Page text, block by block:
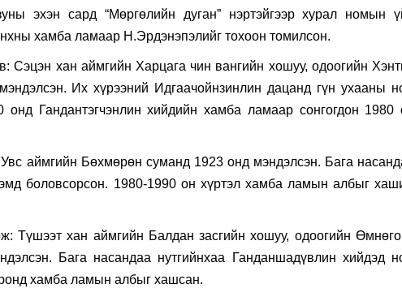
эхэн сард “Мөргөлийн дуган” нэртэйгээр хурал номын
хамба ламаар Н.Эрдэнэпэлийг тохоон томилсон.
хан аймгийн Харцага чин вангийн хошуу, одоогийн
Их хүрээний Идгаачойнзинлин дацанд гүн ухааны
Гандантэгчэнлин хийдийн хамба ламаар сонгогдон 1980
аймгийн Бөхмөрөн суманд 1923 онд мэндэлсэн. Бага
боловсорсон. 1980-1990 он хүртэл хамба ламын албыг
Түшээт хан аймгийн Балдан засгийн хошуу, одоогийн
Бага насандаа нутгийнхаа Ганданшадүвлин хийдэд
хамба ламын албыг хашсан.